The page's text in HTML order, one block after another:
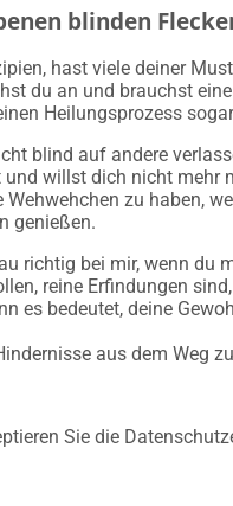
blinden
hast viele deiner
du an und brauchst
Heilungsprozess
blind auf andere
willst dich nicht
Wehwehchen zu haben,
genießen.
richtig bei mir, wenn
reine Erfindungen
es bedeutet, deine
aus dem Weg
Sie die